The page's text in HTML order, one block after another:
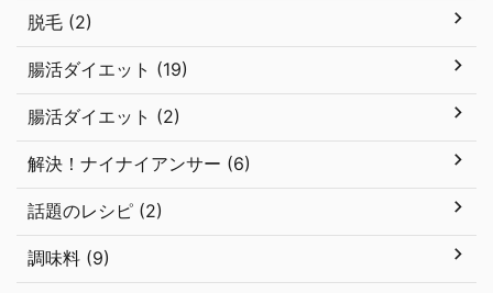
脱毛 (2)
腸活ダイエット (19)
腸活ダイエット (2)
解決！ナイナイアンサー (6)
話題のレシピ (2)
調味料 (9)